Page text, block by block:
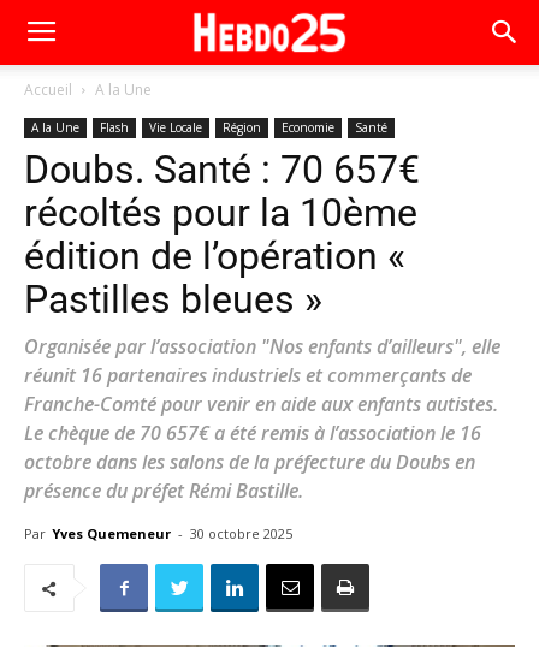
Accueil A la Une
A la Une Flash Vie Locale Région Economie Santé
Doubs. Santé : 70 657€
récoltés pour la 10ème
édition de l’opération «
Pastilles bleues »
Organisée par l’association "Nos enfants d’ailleurs", elle
réunit 16 partenaires industriels et commerçants de
Franche-Comté pour venir en aide aux enfants autistes.
Le chèque de 70 657€ a été remis à l’association le 16
octobre dans les salons de la préfecture du Doubs en
présence du préfet Rémi Bastille.
Par Yves Quemeneur - 30 octobre 2025